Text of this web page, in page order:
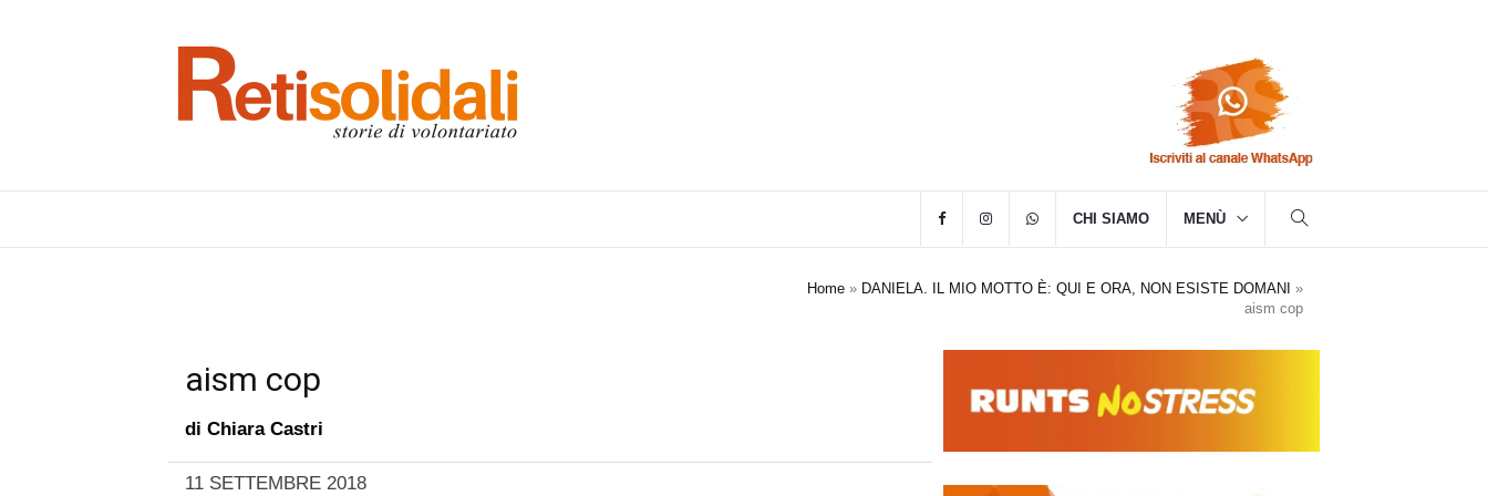
CHI SIAMO MENÙ
Home » DANIELA. IL MIO MOTTO È: QUI E ORA, NON ESISTE DOMANI »
aism cop
aism cop
di Chiara Castri
11 SETTEMBRE 2018